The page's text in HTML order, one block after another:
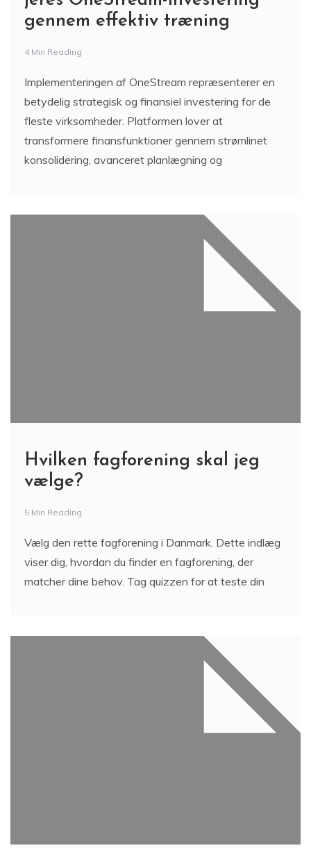
gennem effektiv træning
4 Min Reading
Implementeringen af OneStream repræsenterer en
betydelig strategisk og finansiel investering for de
fleste virksomheder. Platformen lover at
transformere finansfunktioner gennem strømlinet
konsolidering, avanceret planlægning og
Hvilken fagforening skal jeg
vælge?
5 Min Reading
Vælg den rette fagforening i Danmark. Dette indlæg
viser dig, hvordan du finder en fagforening, der
matcher dine behov. Tag quizzen for at teste din